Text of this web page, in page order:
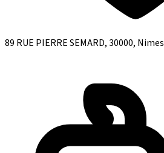
89 RUE PIERRE SEMARD, 30000, Nimes